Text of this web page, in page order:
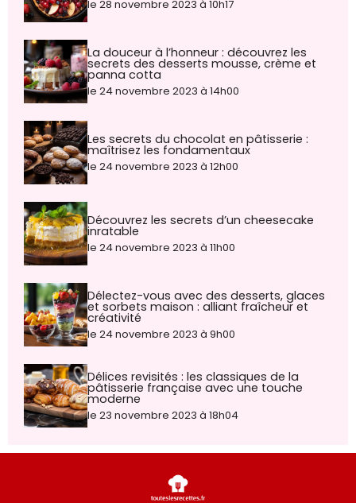
le 28 novembre 2023 à 10h17
La douceur à l’honneur : découvrez les
secrets des desserts mousse, crème et
panna cotta
le 24 novembre 2023 à 14h00
Les secrets du chocolat en pâtisserie :
maîtrisez les fondamentaux
le 24 novembre 2023 à 12h00
Découvrez les secrets d’un cheesecake
inratable
le 24 novembre 2023 à 11h00
Délectez-vous avec des desserts, glaces
et sorbets maison : alliant fraîcheur et
créativité
le 24 novembre 2023 à 9h00
Délices revisités : les classiques de la
pâtisserie française avec une touche
moderne
le 23 novembre 2023 à 18h04